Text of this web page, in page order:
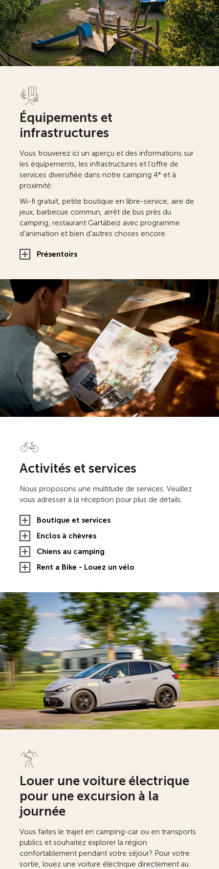
Équipements et
infrastructures
Vous trouverez ici un aperçu et des informations sur
les équipements, les infrastructures et l’offre de
services diversifiée dans notre camping 4* et à
proximité:
Wi-fi gratuit, petite boutique en libre-service, aire de
jeux, barbecue commun, arrêt de bus près du
camping, restaurant Gartäbeiz avec programme
d’animation et bien d’autres choses encore.
Présentoirs
Activités et services
Nous proposons une multitude de services. Veuillez
vous adresser à la réception pour plus de détails.
Boutique et services
Enclos à chèvres
Chiens au camping
Rent a Bike - Louez un vélo
Louer une voiture électrique
pour une excursion à la
journée
Vous faites le trajet en camping-car ou en transports
publics et souhaitez explorer la région
confortablement pendant votre séjour? Pour votre
sortie, louez une voiture électrique directement au